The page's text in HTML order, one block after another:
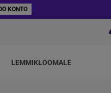
KONTO
LEMMIKLOOMALE